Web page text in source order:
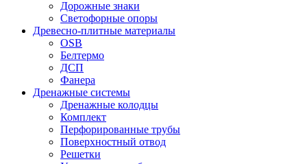
Дорожные знаки
Светофорные опоры
Древесно-плитные материалы
OSB
Белтермо
ДСП
Фанера
Дренажные системы
Дренажные колодцы
Комплект
Перфорированные трубы
Поверхностный отвод
Решетки